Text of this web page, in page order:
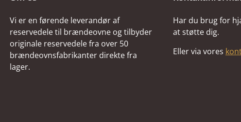
Vi er en førende leverandør af
reservedele til brændeovne og tilbyder
originale reservedele fra over 50
brændeovnsfabrikanter direkte fra
lager.
Har du brug for
at støtte dig.
Eller via vores